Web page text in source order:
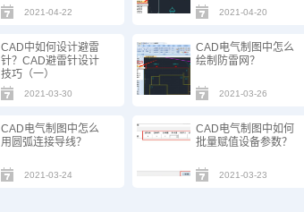
2021-04-22 2021-04-20
CAD中如何设计避雷
针？CAD避雷针设计
技巧（一）
2021-03-30
CAD电气制图中怎么
绘制防雷网？
2021-03-26
CAD电气制图中怎么
用圆弧连接导线？
2021-03-24
CAD电气制图中如何
批量赋值设备参数？
2021-03-23